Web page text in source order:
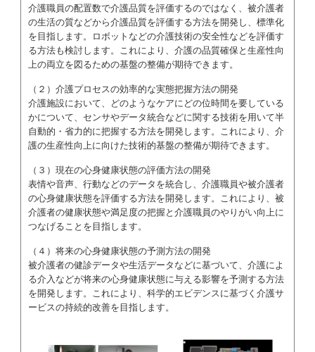
介護職員の配置数で介護品質を評価するのではなく、被介護者
の生活の質などから介護品質を評価する方法を開発し、標準化
を目指します。ロボットなどの介護技術の安全性などを評価す
る方法も検討します。これにより、介護の品質確保と生産性向
上の両立を図るための基盤の整備が期待できます。
（２）介護プロセスの効率的な実態把握方法の開発
介護施設において、どのようなケアにどの位時間を要している
かについて、センサやデータ統合などに関する技術を用いて半
自動的・省力的に把握する方法を開発します。これにより、介
護の生産性向上に向けた技術的基盤の整備が期待できます。
（３）現在の心身健康状態の評価方法の開発
表情や音声、行動などのデータを統合し、介護職員や被介護者
の心身健康状態を評価する方法を開発します。これにより、被
介護者の健康状態や満足度の把握と介護職員のやりがい向上に
つなげることを目指します。
（４）将来の心身健康状態の予測方法の開発
被介護者の健診データや生活データなどに基づいて、介護によ
る介入などが将来の心身健康状態に与える影響を予測する方法
を開発します。これにより、科学的エビデンスに基づく介護サ
ービスの持続的改善を目指します。